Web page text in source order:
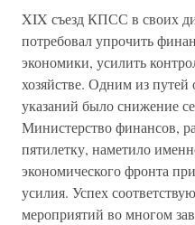
XIX съезд КПСС в своих
потребовал упрочить
экономики, усилить
хозяйстве. Одним из
указаний было снижение
Министерство финансов,
пятилетку, наметило
экономического фронта
усилия. Успех
мероприятий во многом